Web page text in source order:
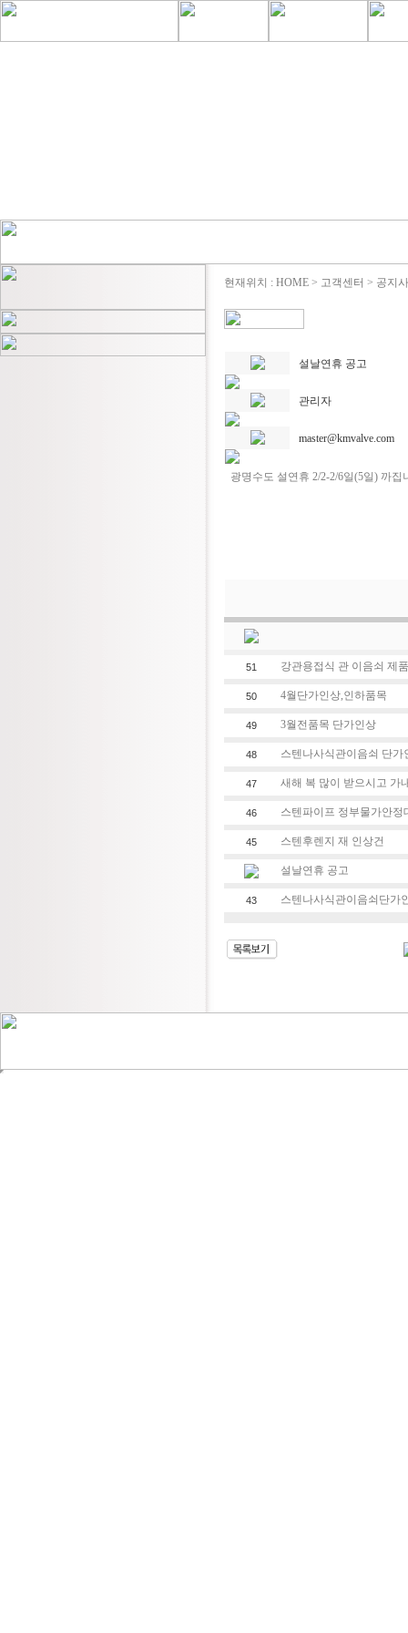
현재위치 : HOME > 고객센터 > 공지
설날연휴 공고
관리자
master@kmvalve.com
광명수도 설연휴 2/2-2/6일(5일) 까
51 강관용접식 관 이음쇠 제
50 4월단가인상,인하품목
49 3월전품목 단가인상
48 스텐나사식관이음쇠 단
47 새해 복 많이 받으시고 가
46 스텐파이프 정부물가안
45 스텐후렌지 재 인상건
설날연휴 공고
43 스텐나사식관이음쇠단가